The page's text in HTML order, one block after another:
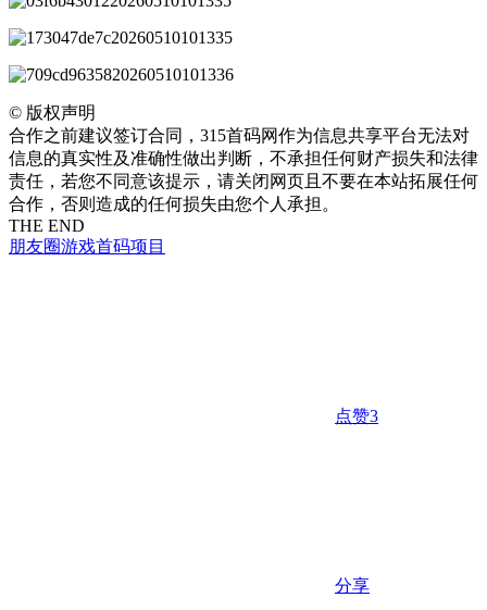
© 版权声明
合作之前建议签订合同，315首码网作为信息共享平台无法对
信息的真实性及准确性做出判断，不承担任何财产损失和法律
责任，若您不同意该提示，请关闭网页且不要在本站拓展任何
合作，否则造成的任何损失由您个人承担。
THE END
朋友圈游戏首码项目
点赞3
分享